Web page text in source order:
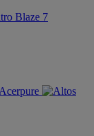
Blaze 7